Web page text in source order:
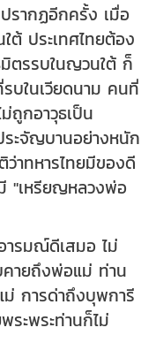
รากฏอีกครั้ง เมื่อ
ประเทศไทยต้อง
ตรรบในญวนใต้ ก็
บในเวียดนาม คนที่
ถูกอาวุธเป็น
ะจัญบานอย่างหนัก
าทหารไทยมีของดี
"เหรียญหลวงพ่อ
ารมณ์ดีเสมอ ไม่
คายถึงพ่อแม่ ท่าน
การด่าถึงบุพการี
ระพระท่านก็ไม่